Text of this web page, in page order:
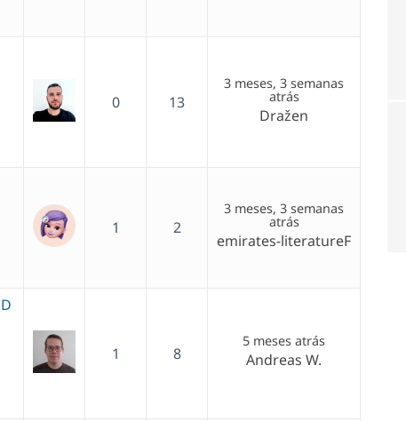
0 13
3 meses, 3 semanas
atrás
Dražen
1 2
3 meses, 3 semanas
atrás
emirates-literatureF
1 8
5 meses atrás
Andreas W.